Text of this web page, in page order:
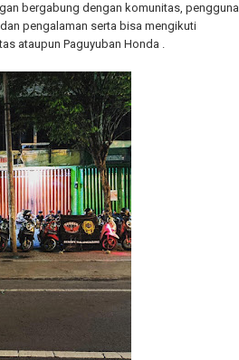
bergabung dengan komunitas, pengguna
pengalaman serta bisa mengikuti
ataupun Paguyuban Honda .